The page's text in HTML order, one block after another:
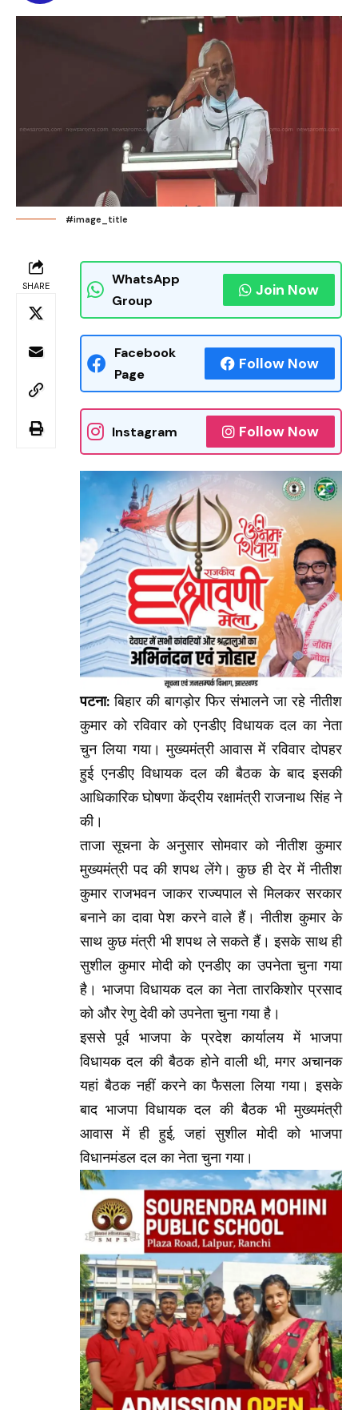
#image_title
SHARE
WhatsApp
Group
Join Now
Facebook
Page
Follow Now
Instagram Follow Now
पटना: बिहार की बागड़ोर फिर संभालने जा रहे नीतीश
कुमार को रविवार को एनडीए विधायक दल का नेता
चुन लिया गया। मुख्यमंत्री आवास में रविवार दोपहर
हुई एनडीए विधायक दल की बैठक के बाद इसकी
आधिकारिक घोषणा केंद्रीय रक्षामंत्री राजनाथ सिंह ने
की।
ताजा सूचना के अनुसार सोमवार को नीतीश कुमार
मुख्यमंत्री पद की शपथ लेंगे। कुछ ही देर में नीतीश
कुमार राजभवन जाकर राज्यपाल से मिलकर सरकार
बनाने का दावा पेश करने वाले हैं। नीतीश कुमार के
साथ कुछ मंत्री भी शपथ ले सकते हैं। इसके साथ ही
सुशील कुमार मोदी को एनडीए का उपनेता चुना गया
है। भाजपा विधायक दल का नेता तारकिशोर प्रसाद
को और रेणु देवी को उपनेता चुना गया है।
इससे पूर्व भाजपा के प्रदेश कार्यालय में भाजपा
विधायक दल की बैठक होने वाली थी, मगर अचानक
यहां बैठक नहीं करने का फैसला लिया गया। इसके
बाद भाजपा विधायक दल की बैठक भी मुख्यमंत्री
आवास में ही हुई, जहां सुशील मोदी को भाजपा
विधानमंडल दल का नेता चुना गया।